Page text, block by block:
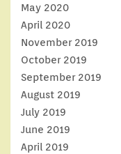
May 2020
April 2020
November 2019
October 2019
September 2019
August 2019
July 2019
June 2019
April 2019